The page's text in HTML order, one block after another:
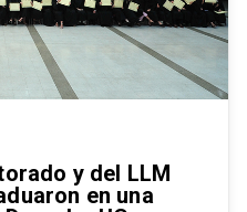
y del LLM
en una